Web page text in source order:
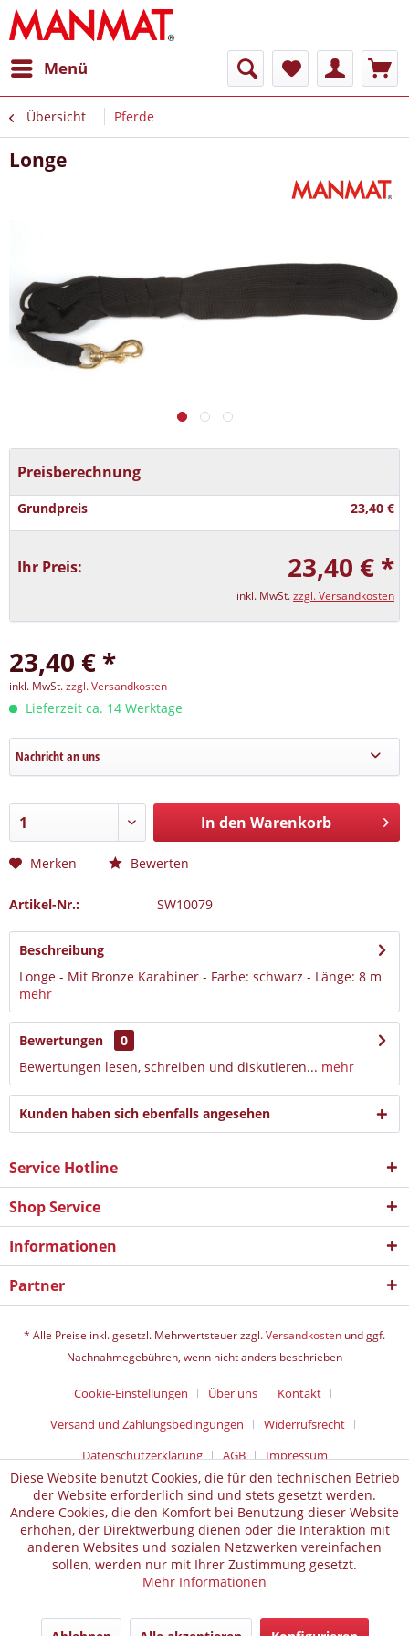
Menü
Übersicht Pferde
Longe
Preisberechnung
Grundpreis 23,40 €
Ihr Preis: 23,40 € *
inkl. MwSt.zzgl. Versandkosten
23,40 € *
inkl. MwSt.zzgl. Versandkosten
Lieferzeit ca. 14 Werktage
Nachricht an uns
In den Warenkorb
Merken Bewerten
Artikel-Nr.: SW10079
Beschreibung
Longe - Mit Bronze Karabiner - Farbe: schwarz - Länge: 8 m
mehr
Bewertungen
0
Bewertungen lesen, schreiben und diskutieren... mehr
Kunden haben sich ebenfalls angesehen
Service Hotline
Shop Service
Informationen
Partner
* Alle Preise inkl. gesetzl. Mehrwertsteuer zzgl.Versandkosten und ggf.
Nachnahmegebühren, wenn nicht anders beschrieben
Cookie-Einstellungen Über uns
Kontakt
Versand und Zahlungsbedingungen
Widerrufsrecht
Datenschutz­erklärung
AGB Impressum
Diese Website benutzt Cookies, die für den technischen Betrieb
der Website erforderlich sind und stets gesetzt werden.
Andere Cookies, die den Komfort bei Benutzung dieser Website
erhöhen, der Direktwerbung dienen oder die Interaktion mit
anderen Websites und sozialen Netzwerken vereinfachen
sollen, werden nur mit Ihrer Zustimmung gesetzt.
Mehr Informationen